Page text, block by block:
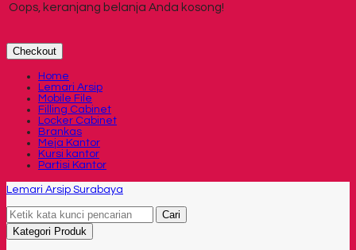
Oops, keranjang belanja Anda kosong!
Checkout
Home
Lemari Arsip
Mobile File
Filling Cabinet
Locker Cabinet
Brankas
Meja Kantor
Kursi kantor
Partisi Kantor
Lemari Arsip Surabaya
Cari
Kategori Produk